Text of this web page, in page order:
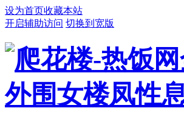
设为首页收藏本站
开启辅助访问 切换到宽版